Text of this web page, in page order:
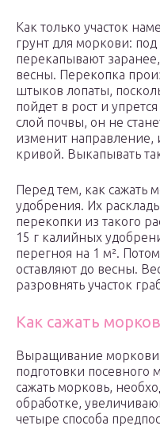
Как только участок
грунт для моркови:
перекапывают
весны. Перекопка
штыков лопаты,
пойдет в рост и
слой почвы, он не
изменит направление,
кривой. Выкапывать
Перед тем, как сажать
удобрения. Их
перекопки из такого
15 г калийных
перегноя на 1 м².
оставляют до весны.
разровнять участок
Как сажать
Выращивание моркови
подготовки посевного
сажать морковь,
обработке,
четыре способа